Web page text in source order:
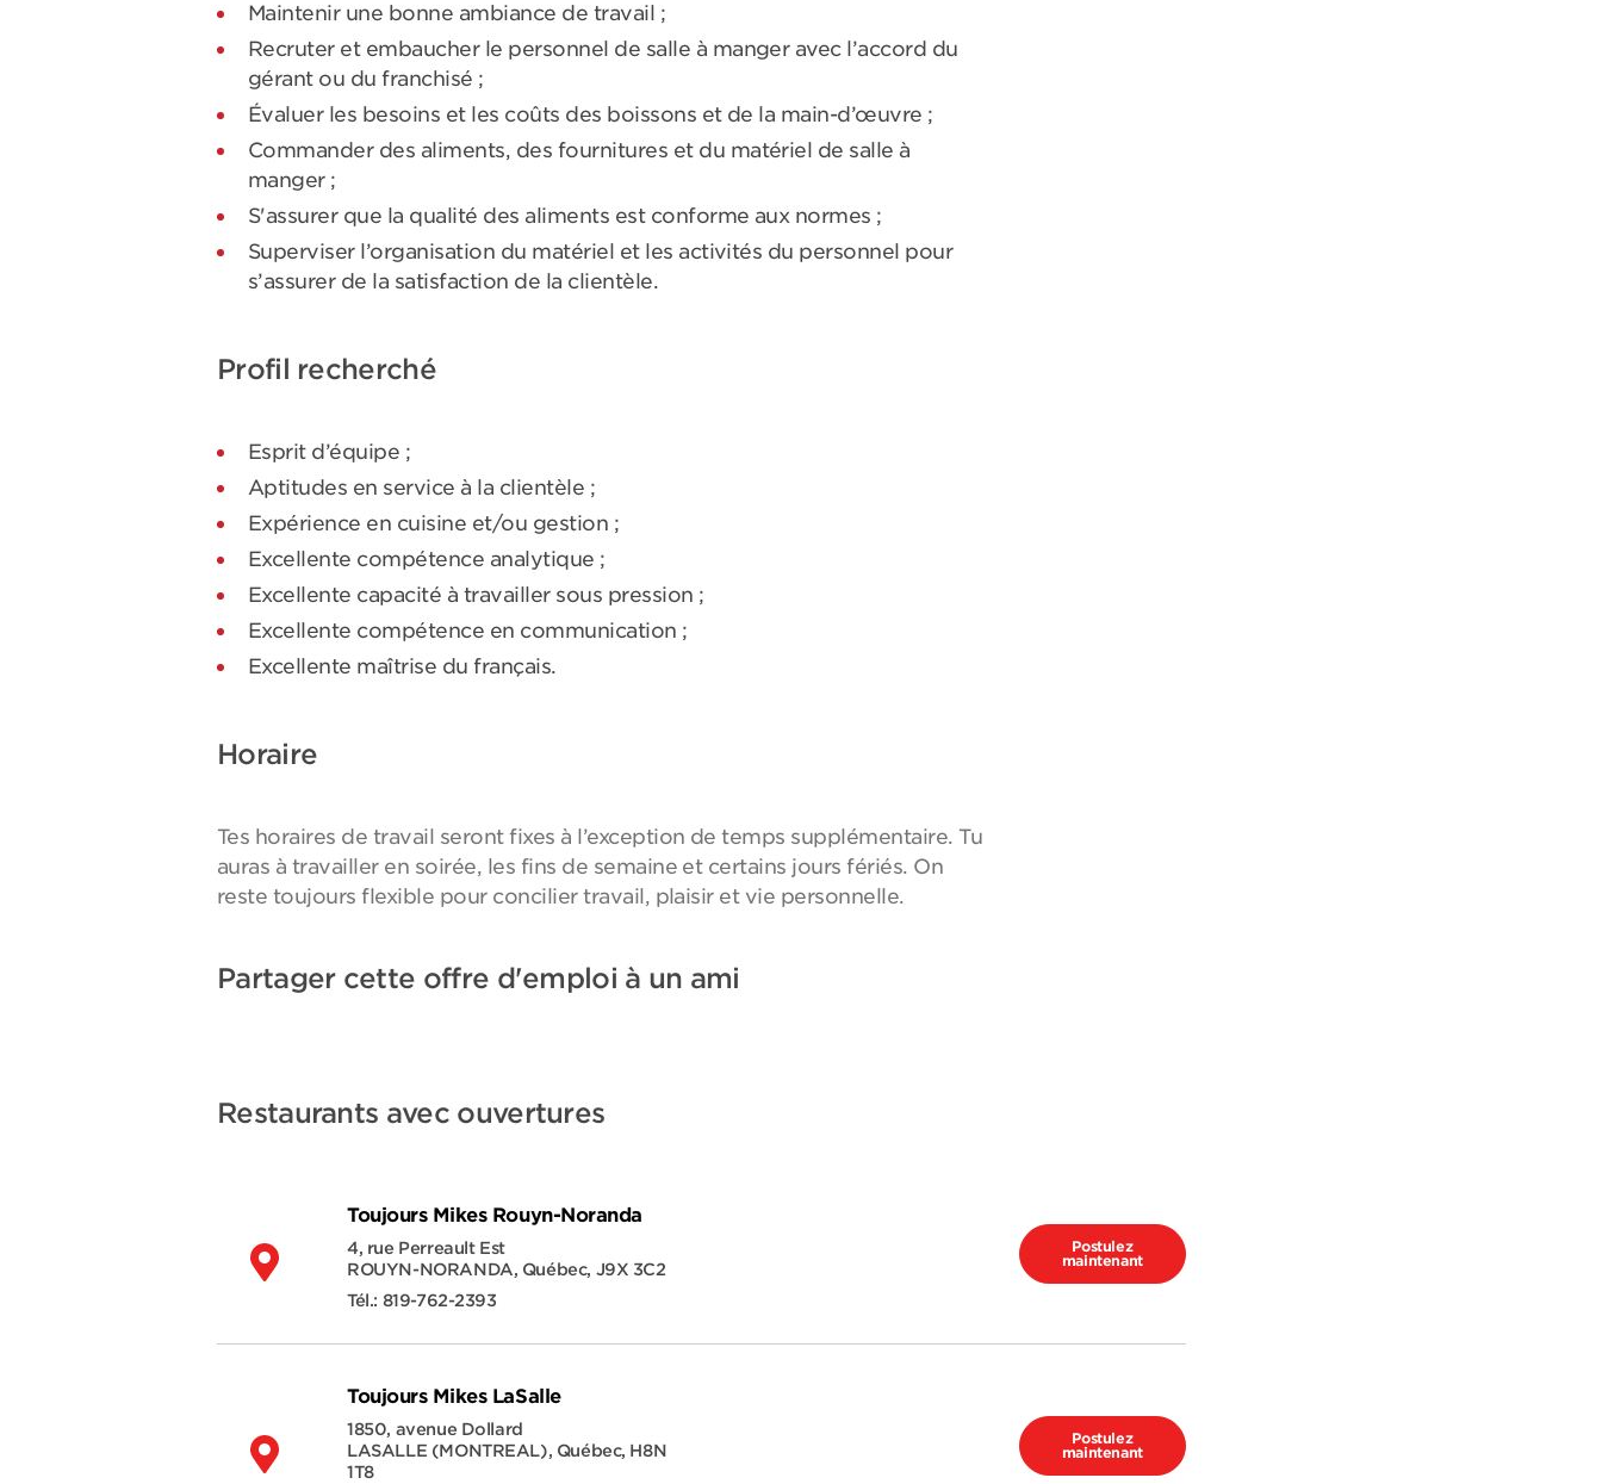
Maintenir une bonne ambiance de travail ;
Recruter et embaucher le personnel de salle à manger avec l’accord du
gérant ou du franchisé ;
Évaluer les besoins et les coûts des boissons et de la main-d’œuvre ;
Commander des aliments, des fournitures et du matériel de salle à
manger ;
S'assurer que la qualité des aliments est conforme aux normes ;
Superviser l’organisation du matériel et les activités du personnel pour
s’assurer de la satisfaction de la clientèle.
Profil recherché
Esprit d’équipe ;
Aptitudes en service à la clientèle ;
Expérience en cuisine et/ou gestion ;
Excellente compétence analytique ;
Excellente capacité à travailler sous pression ;
Excellente compétence en communication ;
Excellente maîtrise du français.
Horaire
Tes horaires de travail seront fixes à l’exception de temps supplémentaire. Tu
auras à travailler en soirée, les fins de semaine et certains jours fériés. On
reste toujours flexible pour concilier travail, plaisir et vie personnelle.
Partager cette offre d'emploi à un ami
Restaurants avec ouvertures
Toujours Mikes Rouyn-Noranda
4, rue Perreault Est
ROUYN-NORANDA, Québec, J9X 3C2
Tél.: 819-762-2393
Postulez
maintenant
Toujours Mikes LaSalle
1850, avenue Dollard
LASALLE (MONTREAL), Québec, H8N
1T8
Postulez
maintenant